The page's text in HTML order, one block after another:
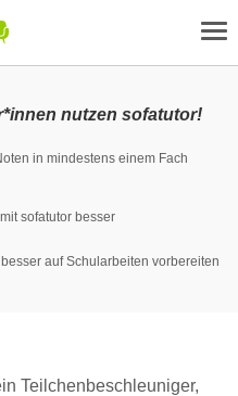
nutzen sofatutor!
in mindestens einem Fach
sofatutor besser
auf Schularbeiten vorbereiten
Teilchenbeschleuniger,